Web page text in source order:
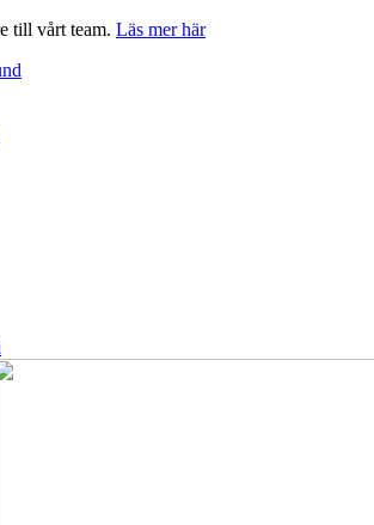
till vårt team. Läs mer här